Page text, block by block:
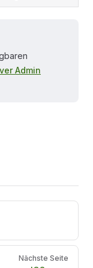
Admin
Nächste Seite